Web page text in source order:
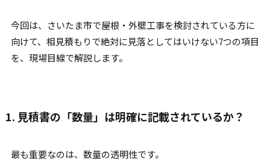
今回は、さいたま市で屋根・外壁工事を検討されている方に
向けて、相見積もりで絶対に見落としてはいけない7つの項目
を、現場目線で解説します。
1. 見積書の「数量」は明確に記載されているか？
最も重要なのは、数量の透明性です。